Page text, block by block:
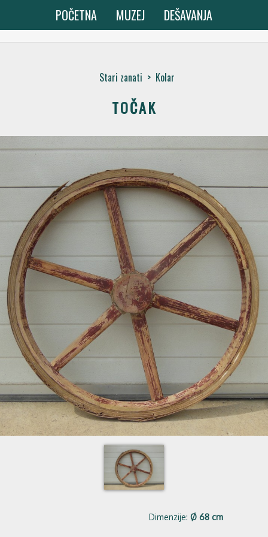
POČETNA MUZEJ DEŠAVANJA
Stari zanati > Kolar
TOČAK
Dimenzije: Ø 68 cm